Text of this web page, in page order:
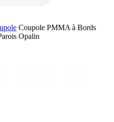
Coupole PMMA à Bords
Opalin